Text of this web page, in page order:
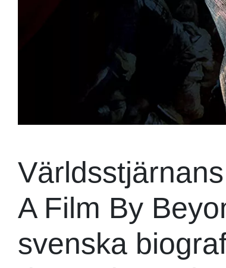
A Film By
svenska